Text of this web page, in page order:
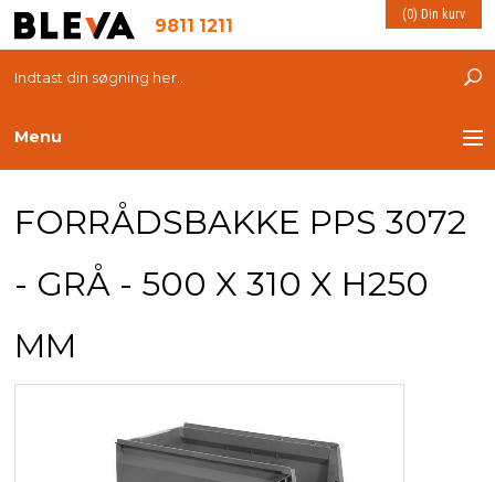
9811 1211 (0) Din kurv
Menu
TRANSPORT
ESD PRODUKTER
FORRÅDSBAKKE PPS 3072
- GRÅ - 500 X 310 X H250
MM